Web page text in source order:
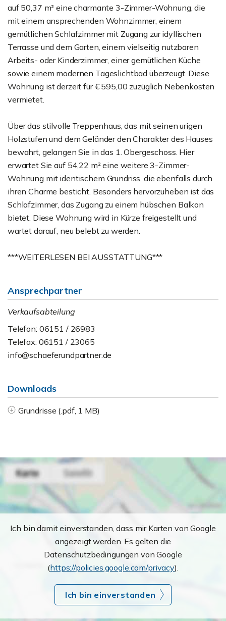
auf 50,37 m² eine charmante 3-Zimmer-Wohnung, die
mit einem ansprechenden Wohnzimmer, einem
gemütlichen Schlafzimmer mit Zugang zur idyllischen
Terrasse und dem Garten, einem vielseitig nutzbaren
Arbeits- oder Kinderzimmer, einer gemütlichen Küche
sowie einem modernen Tageslichtbad überzeugt. Diese
Wohnung ist derzeit für € 595,00 zuzüglich Nebenkosten
vermietet.
Über das stilvolle Treppenhaus, das mit seinen urigen
Holzstufen und dem Geländer den Charakter des Hauses
bewahrt, gelangen Sie in das 1. Obergeschoss. Hier
erwartet Sie auf 54,22 m² eine weitere 3-Zimmer-
Wohnung mit identischem Grundriss, die ebenfalls durch
ihren Charme besticht. Besonders hervorzuheben ist das
Schlafzimmer, das Zugang zu einem hübschen Balkon
bietet. Diese Wohnung wird in Kürze freigestellt und
wartet darauf, neu belebt zu werden.
***WEITERLESEN BEI AUSSTATTUNG***
Ansprechpartner
Verkaufsabteilung
Telefon: 06151 / 26983
Telefax: 06151 / 23065
info@schaeferundpartner.de
Downloads
Grundrisse (.pdf, 1 MB)
Ich bin damit einverstanden, dass mir Karten von Google
angezeigt werden. Es gelten die
Datenschutzbedingungen von Google
(https://policies.google.com/privacy).
Ich bin einverstanden